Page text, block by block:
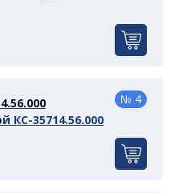
КС-35714.56.000
№ 4